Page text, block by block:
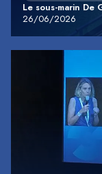
Le sous-marin De
26/06/2026